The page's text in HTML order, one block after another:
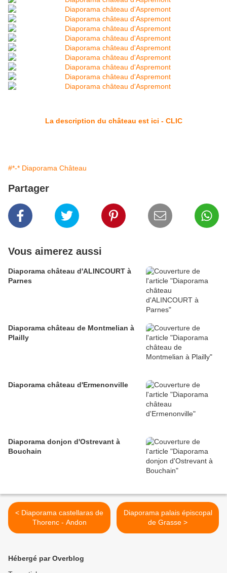
La description du château est ici - CLIC
#*-* Diaporama Château
Partager
Vous aimerez aussi
Diaporama château d'ALINCOURT à
Parnes
Diaporama château de Montmelian à
Plailly
Diaporama château d'Ermenonville
Diaporama donjon d'Ostrevant à
Bouchain
< Diaporama castellaras de
Thorenc - Andon
Diaporama palais épiscopal
de Grasse >
Hébergé par Overblog